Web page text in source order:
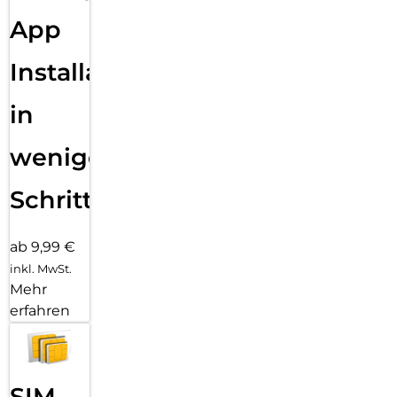
App
Installation
in
wenigen
Schritten
ab 9,99 €
inkl. MwSt.
Mehr
erfahren